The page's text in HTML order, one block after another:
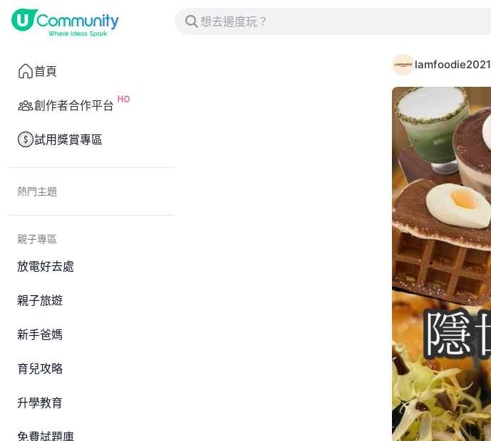
首頁
創作者合作平台
試用獎賞專區
熱門主題
親子專區
放電好去處
親子旅遊
新手爸媽
育兒攻略
升學教育
免費試題庫
lamfoodie2021